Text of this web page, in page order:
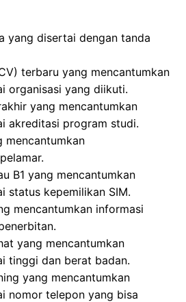
yang disertai dengan tanda
terbaru yang mencantumkan
organisasi yang diikuti.
yang mencantumkan
akreditasi program studi.
mencantumkan
B1 yang mencantumkan
status kepemilikan SIM.
mencantumkan informasi
yang mencantumkan
tinggi dan berat badan.
yang mencantumkan
nomor telepon yang bisa